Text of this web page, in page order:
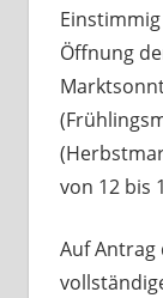
Öffnung
von 12 bis
Auf Antrag